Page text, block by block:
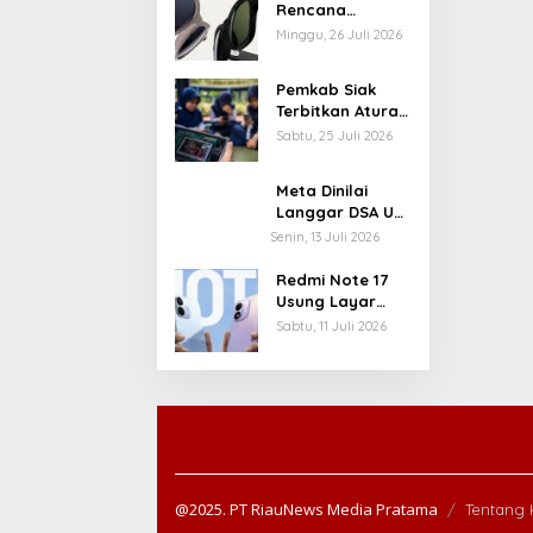
Rencana
Langganan
Meta Usai
Dikritik
Pengguna
Minggu, 26 Juli 2026
Pemkab Siak
Terbitkan Aturan
Pembatasan
Sekolah
Sabtu, 25 Juli 2026
Meta Dinilai
Langgar DSA Uni
Eropa,
Facebook
Disorot karena
Desain Adiktif
Senin, 13 Juli 2026
Redmi Note 17
Usung Layar
OLED 7 Inci dan
Sabtu, 11 Juli 2026
@2025. PT RiauNews Media Pratama Tentang